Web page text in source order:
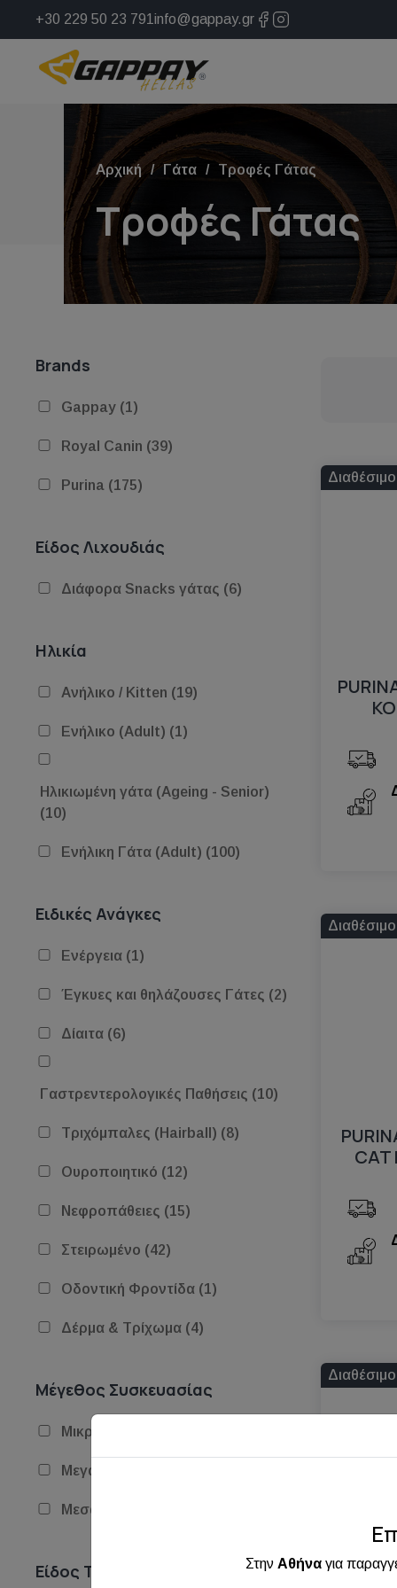
+30 229 50 23 791info@gappay.gr
Αρχική Γάτα Τροφές Γάτας
Τροφές Γάτας
Brands
Gappay (1)
Royal Canin (39)
Purina (175)
Είδος Λιχουδιάς
Διάφορα Snacks γάτας (6)
Ηλικία
Ανήλικο / Kitten (19)
Ενήλικο (Adult) (1)
Ηλικιωμένη γάτα (Ageing - Senior)
(10)
Ενήλικη Γάτα (Adult) (100)
Ειδικές Ανάγκες
Ενέργεια (1)
Έγκυες και θηλάζουσες Γάτες (2)
Δίαιτα (6)
Γαστρεντερολογικές Παθήσεις (10)
Τριχόμπαλες (Hairball) (8)
Ουροποιητικό (12)
Νεφροπάθειες (15)
Στειρωμένο (42)
Οδοντική Φροντίδα (1)
Δέρμα & Τρίχωμα (4)
Μέγεθος Συσκευασίας
Μικρή <1.5kg (23)
Μεγάλη >8kg (19)
Μεσαία 1.5 - 8kg (66)
Είδος Τροφής
Διαθέσιμο
Διαθέσιμο
Διαθέσιμο
Στην Αθήνα για